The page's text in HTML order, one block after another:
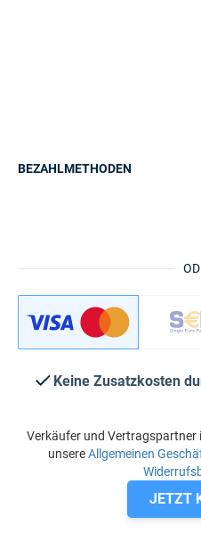
BEZAHLMETHODEN
Keine Zusatzkosten
Verkäufer und Vertragspartner
unsereAllgemeinen
JETZT